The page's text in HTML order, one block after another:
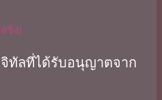
ซิ่ง)
จิทัลที่ได้รับอนุญาตจาก